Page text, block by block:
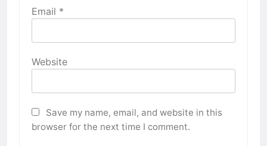
Email *
Website
Save my name, email, and website in this
browser for the next time I comment.